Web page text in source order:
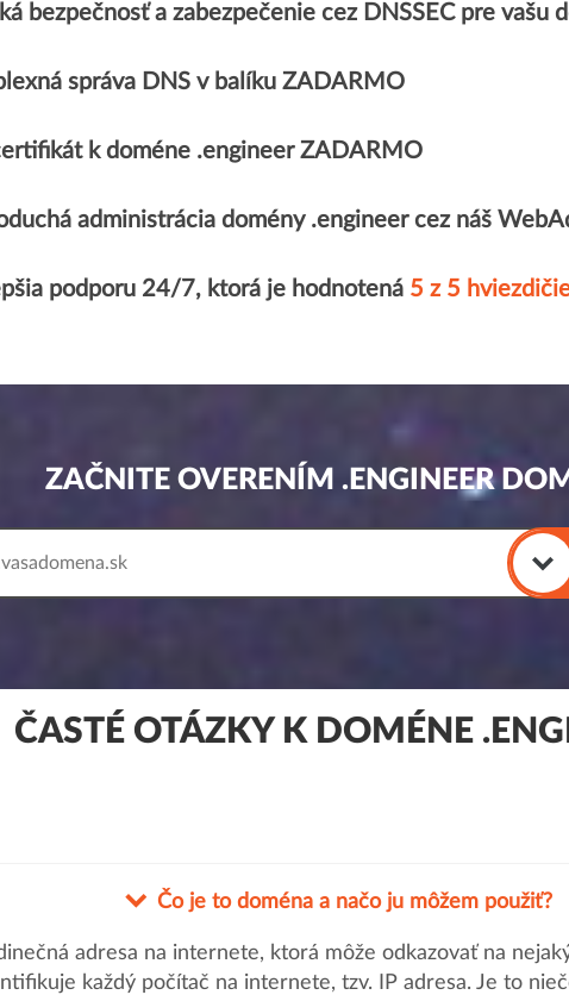
bezpečnosť a zabezpečenie cez DNSSEC pre vašu
správa DNS v balíku ZADARMO
k doméne .engineer ZADARMO
administrácia domény .engineer cez náš
podporu 24/7, ktorá je hodnotená 5 z 5
ZAČNITE OVERENÍM .ENGINEER
ČASTÉ OTÁZKY K DOMÉNE
Čo je to doména a načo ju môžem použiť?
adresa na internete, ktorá môže odkazovať na
každý počítač na internete, tzv. IP adresa. Je to